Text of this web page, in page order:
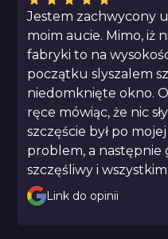
Jestem zachwycony
moim aucie. Mimo, iż
fabryki to na
początku slyszalem
niedomknięte okno.
ręce mówiąc, że nic
szczęście był po
problem, a następnie
szczęśliwy i
Link do opinii